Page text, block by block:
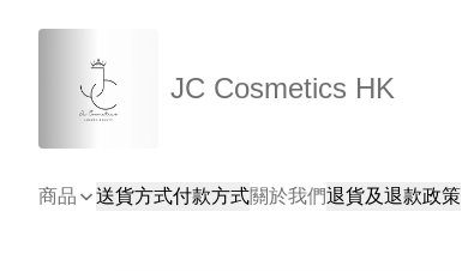
JC Cosmetics HK
商品 送貨方式付款方式關於我們退貨及退款政策